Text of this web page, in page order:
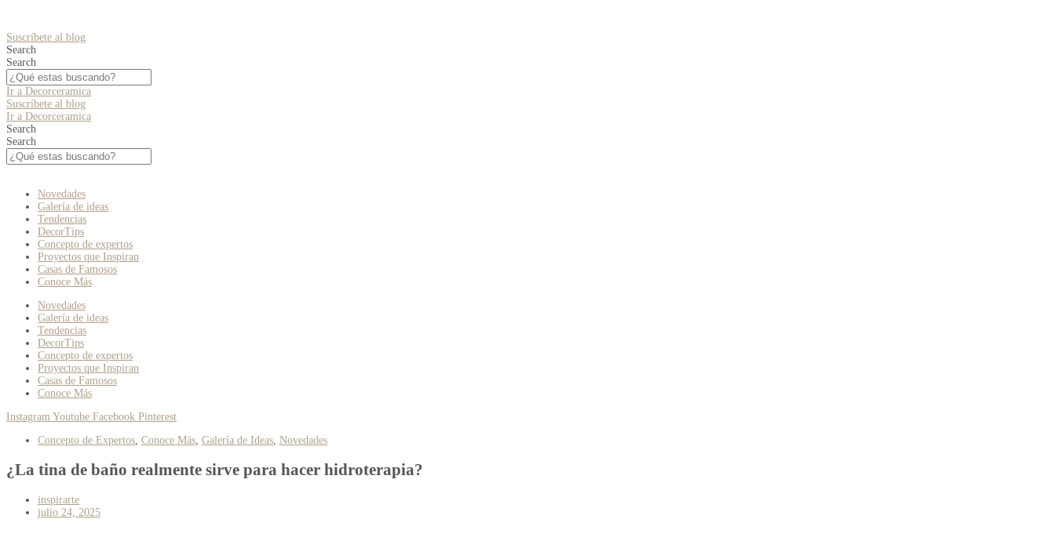
Suscríbete al blog
Search
Search
Ir a Decorceramica
Suscríbete al blog
Ir a Decorceramica
Search
Search
Novedades
Galería de ideas
Tendencias
DecorTips
Concepto de expertos
Proyectos que Inspiran
Casas de Famosos
Conoce Más
Novedades
Galería de ideas
Tendencias
DecorTips
Concepto de expertos
Proyectos que Inspiran
Casas de Famosos
Conoce Más
Instagram Youtube Facebook Pinterest
Concepto de Expertos, Conoce Más, Galería de Ideas, Novedades
¿La tina de baño realmente sirve para hacer hidroterapia?
inspirarte
julio 24, 2025